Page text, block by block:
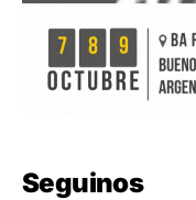
Seguinos